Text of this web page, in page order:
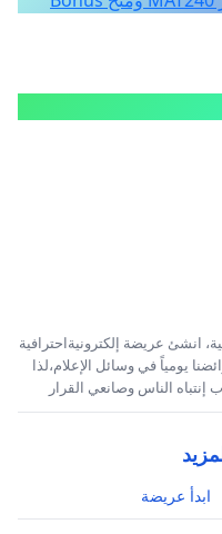
انشئ عريضة إلكترونيةاحترافية
يومياً في وسائل الإعلام،لذا
الناس وصانعي القرار
ابدأ عريضة